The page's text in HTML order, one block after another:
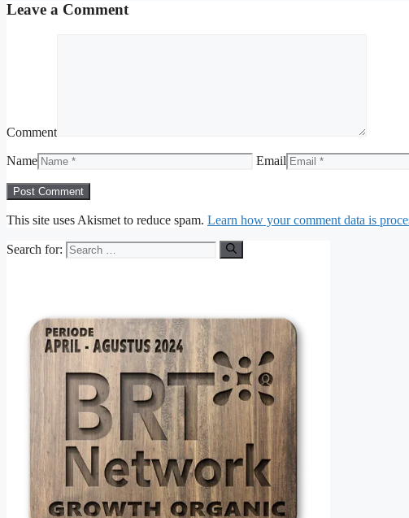
Leave a Comment
Comment
Name Email
This site uses Akismet to reduce spam. Learn how your comment data is
Search for: